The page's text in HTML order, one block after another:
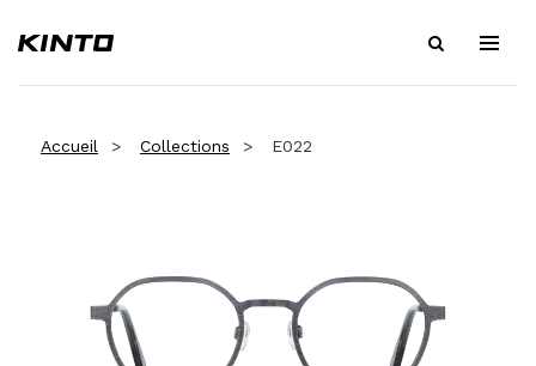
Accueil Collections E022